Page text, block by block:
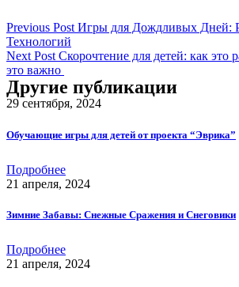
Previous Post Игры для Дождливых Дней:
Технологий
Next Post Скорочтение для детей: как это
это важно
Другие публикации
29 сентября, 2024
Обучающие игры для детей от проекта “Эврика”
Подробнее
21 апреля, 2024
Зимние Забавы: Снежные Сражения и Снеговики
Подробнее
21 апреля, 2024